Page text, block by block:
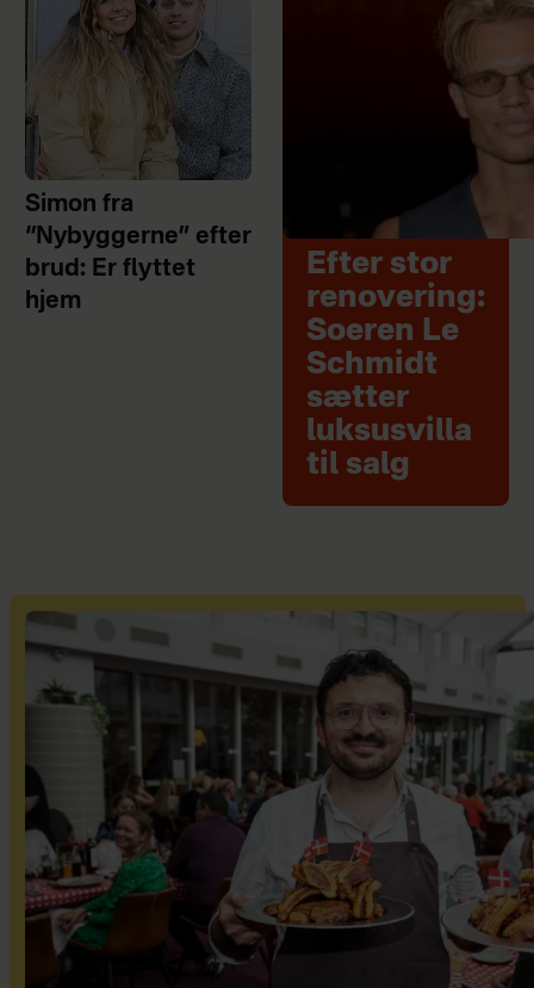
Simon fra
“Nybyggerne” efter
brud: Er flyttet
hjem
Efter stor
renovering:
Soeren Le
Schmidt
sætter
luksusvilla
til salg